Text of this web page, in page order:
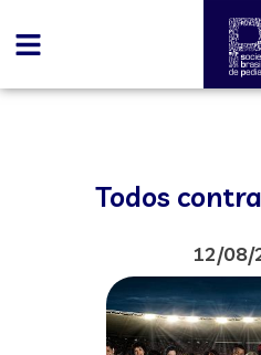
Todos
12/08/